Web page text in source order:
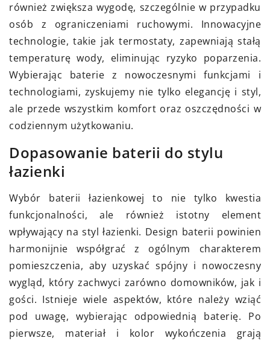
również zwiększa wygodę, szczególnie w przypadku
osób z ograniczeniami ruchowymi. Innowacyjne
technologie, takie jak termostaty, zapewniają stałą
temperaturę wody, eliminując ryzyko poparzenia.
Wybierając baterie z nowoczesnymi funkcjami i
technologiami, zyskujemy nie tylko elegancję i styl,
ale przede wszystkim komfort oraz oszczędności w
codziennym użytkowaniu.
Dopasowanie baterii do stylu
łazienki
Wybór baterii łazienkowej to nie tylko kwestia
funkcjonalności, ale również istotny element
wpływający na styl łazienki. Design baterii powinien
harmonijnie współgrać z ogólnym charakterem
pomieszczenia, aby uzyskać spójny i nowoczesny
wygląd, który zachwyci zarówno domowników, jak i
gości. Istnieje wiele aspektów, które należy wziąć
pod uwagę, wybierając odpowiednią baterię. Po
pierwsze, materiał i kolor wykończenia grają